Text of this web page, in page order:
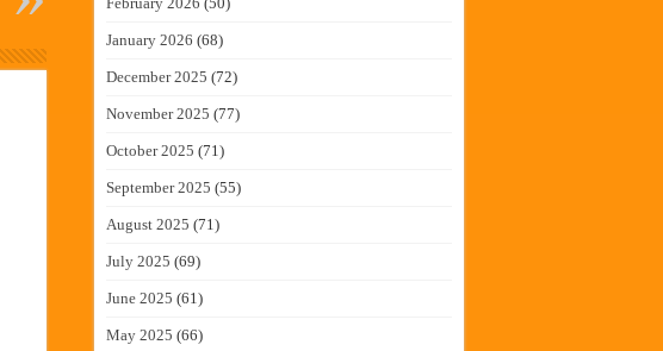
January 2026 (68)
December 2025 (72)
November 2025 (77)
October 2025 (71)
September 2025 (55)
August 2025 (71)
July 2025 (69)
June 2025 (61)
May 2025 (66)